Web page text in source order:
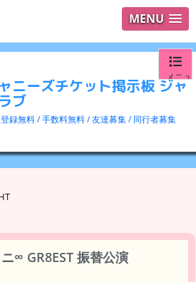
MENU
ニーズチケット掲示板 ジャ
ブ
録無料 / 手数料無料 / 友達募集 / 同行者募集
メニュ
ログイ
ユーザ
∞ GR8EST 振替公演